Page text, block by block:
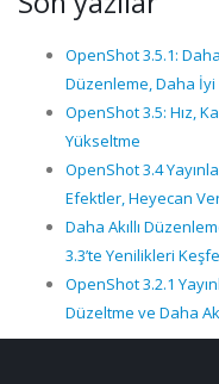
OpenShot 3.5.1:
Düzenleme, Daha
OpenShot 3.5: Hız,
Yükseltme
OpenShot 3.4
Efektler, Heyecan
Daha Akıllı
3.3’te Yenilikleri
OpenShot 3.2.1
Düzeltme ve Daha